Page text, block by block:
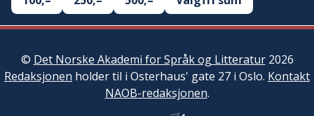
© Det Norske Akademi for Språk og Litteratur2026
Redaksjonen holder til i Osterhaus' gate 27 i Oslo. Kontakt
NAOB-redaksjonen.